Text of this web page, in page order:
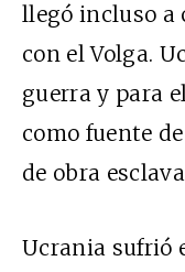
llegó incluso a
con el Volga.
guerra y para
como fuente
de obra
Ucrania sufrió